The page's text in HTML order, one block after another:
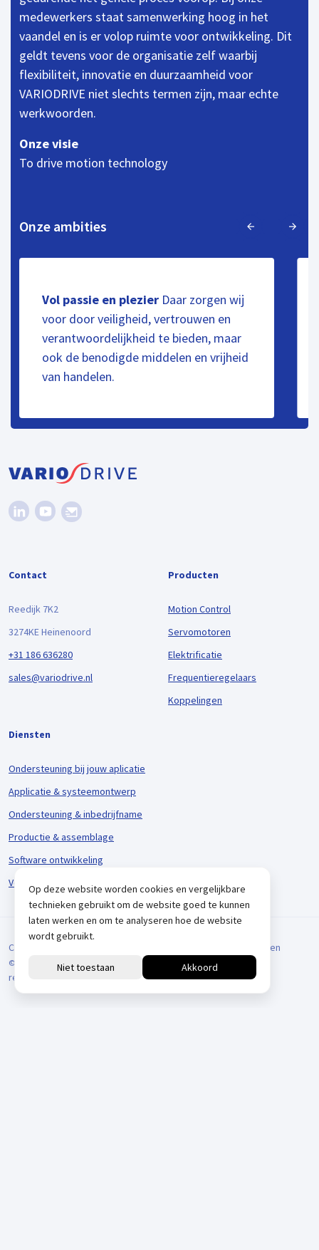
medewerkers staat samenwerking hoog in het
vaandel en is er volop ruimte voor ontwikkeling. Dit
geldt tevens voor de organisatie zelf waarbij
flexibiliteit, innovatie en duurzaamheid voor
VARIODRIVE niet slechts termen zijn, maar echte
werkwoorden.
Onze visie
To drive motion technology
Onze ambities
Vol passie en plezier Daar zorgen wij
voor door veiligheid, vertrouwen en
verantwoordelijkheid te bieden, maar
ook de benodigde middelen en vrijheid
van handelen.
Contact
Reedijk 7K2
3274KE Heinenoord
+31 186 636280
sales@variodrive.nl
Producten
Motion Control
Servomotoren
Elektrificatie
Frequentieregelaars
Koppelingen
Diensten
Ondersteuning bij jouw aplicatie
Applicatie & systeemontwerp
Ondersteuning & inbedrijfname
Productie & assemblage
Software ontwikkeling
Voorraadbeheer & logistiek
© 2026 VARIODRIVE. All Rights Reserved.
Cookieverklaring Algemene Voorwaarden
reCAPTCHA
Op deze website worden cookies en vergelijkbare
technieken gebruikt om de website goed te kunnen
laten werken en om te analyseren hoe de website
wordt gebruikt.